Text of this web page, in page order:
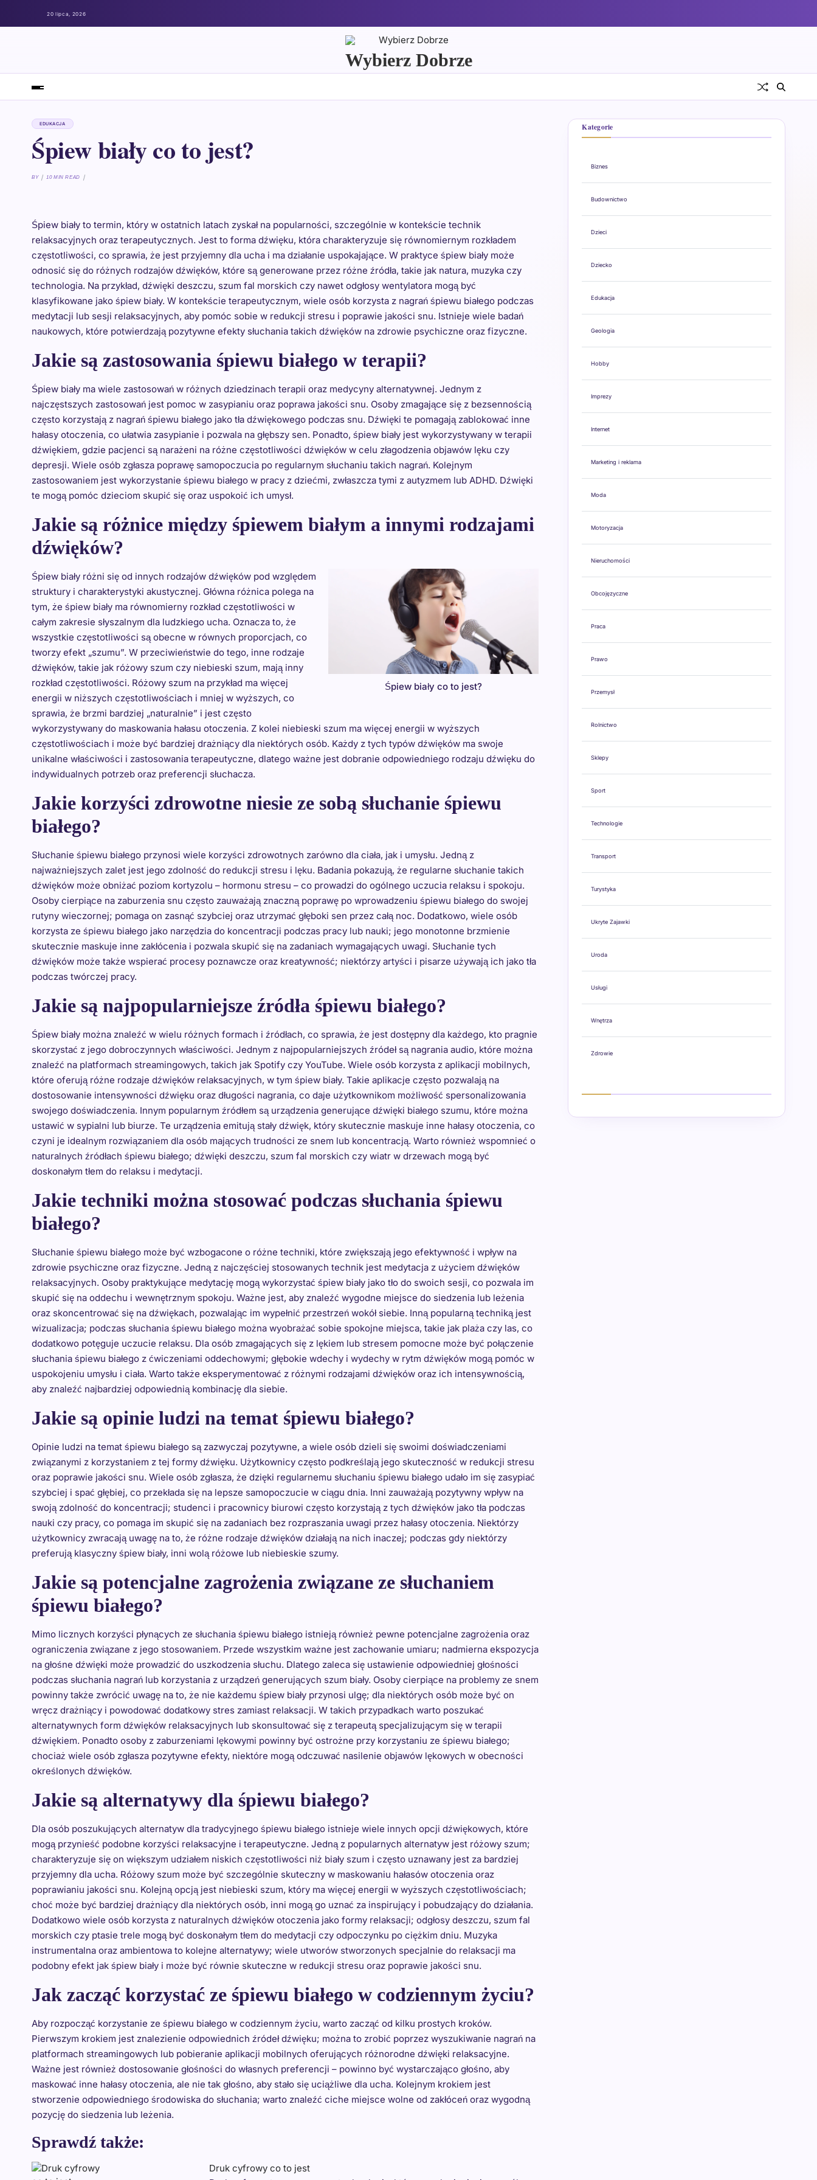
20 lipca, 2026
Wybierz Dobrze
EDUKACJA
Śpiew biały co to jest?
BY 10 MIN READ
Śpiew biały to termin, który w ostatnich latach zyskał na popularności, szczególnie w kontekście technik
relaksacyjnych oraz terapeutycznych. Jest to forma dźwięku, która charakteryzuje się równomiernym rozkładem
częstotliwości, co sprawia, że jest przyjemny dla ucha i ma działanie uspokajające. W praktyce śpiew biały może
odnosić się do różnych rodzajów dźwięków, które są generowane przez różne źródła, takie jak natura, muzyka czy
technologia. Na przykład, dźwięki deszczu, szum fal morskich czy nawet odgłosy wentylatora mogą być
klasyfikowane jako śpiew biały. W kontekście terapeutycznym, wiele osób korzysta z nagrań śpiewu białego podczas
medytacji lub sesji relaksacyjnych, aby pomóc sobie w redukcji stresu i poprawie jakości snu. Istnieje wiele badań
naukowych, które potwierdzają pozytywne efekty słuchania takich dźwięków na zdrowie psychiczne oraz fizyczne.
Jakie są zastosowania śpiewu białego w terapii?
Śpiew biały ma wiele zastosowań w różnych dziedzinach terapii oraz medycyny alternatywnej. Jednym z
najczęstszych zastosowań jest pomoc w zasypianiu oraz poprawa jakości snu. Osoby zmagające się z bezsennością
często korzystają z nagrań śpiewu białego jako tła dźwiękowego podczas snu. Dźwięki te pomagają zablokować inne
hałasy otoczenia, co ułatwia zasypianie i pozwala na głębszy sen. Ponadto, śpiew biały jest wykorzystywany w terapii
dźwiękiem, gdzie pacjenci są narażeni na różne częstotliwości dźwięków w celu złagodzenia objawów lęku czy
depresji. Wiele osób zgłasza poprawę samopoczucia po regularnym słuchaniu takich nagrań. Kolejnym
zastosowaniem jest wykorzystanie śpiewu białego w pracy z dziećmi, zwłaszcza tymi z autyzmem lub ADHD. Dźwięki
te mogą pomóc dzieciom skupić się oraz uspokoić ich umysł.
Jakie są różnice między śpiewem białym a innymi rodzajami
dźwięków?
Śpiew biały co to jest?
Śpiew biały różni się od innych rodzajów dźwięków pod względem
struktury i charakterystyki akustycznej. Główna różnica polega na
tym, że śpiew biały ma równomierny rozkład częstotliwości w
całym zakresie słyszalnym dla ludzkiego ucha. Oznacza to, że
wszystkie częstotliwości są obecne w równych proporcjach, co
tworzy efekt „szumu”. W przeciwieństwie do tego, inne rodzaje
dźwięków, takie jak różowy szum czy niebieski szum, mają inny
rozkład częstotliwości. Różowy szum na przykład ma więcej
energii w niższych częstotliwościach i mniej w wyższych, co
sprawia, że brzmi bardziej „naturalnie” i jest często
wykorzystywany do maskowania hałasu otoczenia. Z kolei niebieski szum ma więcej energii w wyższych
częstotliwościach i może być bardziej drażniący dla niektórych osób. Każdy z tych typów dźwięków ma swoje
unikalne właściwości i zastosowania terapeutyczne, dlatego ważne jest dobranie odpowiedniego rodzaju dźwięku do
indywidualnych potrzeb oraz preferencji słuchacza.
Jakie korzyści zdrowotne niesie ze sobą słuchanie śpiewu
białego?
Słuchanie śpiewu białego przynosi wiele korzyści zdrowotnych zarówno dla ciała, jak i umysłu. Jedną z
najważniejszych zalet jest jego zdolność do redukcji stresu i lęku. Badania pokazują, że regularne słuchanie takich
dźwięków może obniżać poziom kortyzolu – hormonu stresu – co prowadzi do ogólnego uczucia relaksu i spokoju.
Osoby cierpiące na zaburzenia snu często zauważają znaczną poprawę po wprowadzeniu śpiewu białego do swojej
rutyny wieczornej; pomaga on zasnąć szybciej oraz utrzymać głęboki sen przez całą noc. Dodatkowo, wiele osób
korzysta ze śpiewu białego jako narzędzia do koncentracji podczas pracy lub nauki; jego monotonne brzmienie
skutecznie maskuje inne zakłócenia i pozwala skupić się na zadaniach wymagających uwagi. Słuchanie tych
dźwięków może także wspierać procesy poznawcze oraz kreatywność; niektórzy artyści i pisarze używają ich jako tła
podczas twórczej pracy.
Jakie są najpopularniejsze źródła śpiewu białego?
Śpiew biały można znaleźć w wielu różnych formach i źródłach, co sprawia, że jest dostępny dla każdego, kto pragnie
skorzystać z jego dobroczynnych właściwości. Jednym z najpopularniejszych źródeł są nagrania audio, które można
znaleźć na platformach streamingowych, takich jak Spotify czy YouTube. Wiele osób korzysta z aplikacji mobilnych,
które oferują różne rodzaje dźwięków relaksacyjnych, w tym śpiew biały. Takie aplikacje często pozwalają na
dostosowanie intensywności dźwięku oraz długości nagrania, co daje użytkownikom możliwość spersonalizowania
swojego doświadczenia. Innym popularnym źródłem są urządzenia generujące dźwięki białego szumu, które można
ustawić w sypialni lub biurze. Te urządzenia emitują stały dźwięk, który skutecznie maskuje inne hałasy otoczenia, co
czyni je idealnym rozwiązaniem dla osób mających trudności ze snem lub koncentracją. Warto również wspomnieć o
naturalnych źródłach śpiewu białego; dźwięki deszczu, szum fal morskich czy wiatr w drzewach mogą być
doskonałym tłem do relaksu i medytacji.
Jakie techniki można stosować podczas słuchania śpiewu
białego?
Słuchanie śpiewu białego może być wzbogacone o różne techniki, które zwiększają jego efektywność i wpływ na
zdrowie psychiczne oraz fizyczne. Jedną z najczęściej stosowanych technik jest medytacja z użyciem dźwięków
relaksacyjnych. Osoby praktykujące medytację mogą wykorzystać śpiew biały jako tło do swoich sesji, co pozwala im
skupić się na oddechu i wewnętrznym spokoju. Ważne jest, aby znaleźć wygodne miejsce do siedzenia lub leżenia
oraz skoncentrować się na dźwiękach, pozwalając im wypełnić przestrzeń wokół siebie. Inną popularną techniką jest
wizualizacja; podczas słuchania śpiewu białego można wyobrażać sobie spokojne miejsca, takie jak plaża czy las, co
dodatkowo potęguje uczucie relaksu. Dla osób zmagających się z lękiem lub stresem pomocne może być połączenie
słuchania śpiewu białego z ćwiczeniami oddechowymi; głębokie wdechy i wydechy w rytm dźwięków mogą pomóc w
uspokojeniu umysłu i ciała. Warto także eksperymentować z różnymi rodzajami dźwięków oraz ich intensywnością,
aby znaleźć najbardziej odpowiednią kombinację dla siebie.
Jakie są opinie ludzi na temat śpiewu białego?
Opinie ludzi na temat śpiewu białego są zazwyczaj pozytywne, a wiele osób dzieli się swoimi doświadczeniami
związanymi z korzystaniem z tej formy dźwięku. Użytkownicy często podkreślają jego skuteczność w redukcji stresu
oraz poprawie jakości snu. Wiele osób zgłasza, że dzięki regularnemu słuchaniu śpiewu białego udało im się zasypiać
szybciej i spać głębiej, co przekłada się na lepsze samopoczucie w ciągu dnia. Inni zauważają pozytywny wpływ na
swoją zdolność do koncentracji; studenci i pracownicy biurowi często korzystają z tych dźwięków jako tła podczas
nauki czy pracy, co pomaga im skupić się na zadaniach bez rozpraszania uwagi przez hałasy otoczenia. Niektórzy
użytkownicy zwracają uwagę na to, że różne rodzaje dźwięków działają na nich inaczej; podczas gdy niektórzy
preferują klasyczny śpiew biały, inni wolą różowe lub niebieskie szumy.
Jakie są potencjalne zagrożenia związane ze słuchaniem
śpiewu białego?
Mimo licznych korzyści płynących ze słuchania śpiewu białego istnieją również pewne potencjalne zagrożenia oraz
ograniczenia związane z jego stosowaniem. Przede wszystkim ważne jest zachowanie umiaru; nadmierna ekspozycja
na głośne dźwięki może prowadzić do uszkodzenia słuchu. Dlatego zaleca się ustawienie odpowiedniej głośności
podczas słuchania nagrań lub korzystania z urządzeń generujących szum biały. Osoby cierpiące na problemy ze snem
powinny także zwrócić uwagę na to, że nie każdemu śpiew biały przynosi ulgę; dla niektórych osób może być on
wręcz drażniący i powodować dodatkowy stres zamiast relaksacji. W takich przypadkach warto poszukać
alternatywnych form dźwięków relaksacyjnych lub skonsultować się z terapeutą specjalizującym się w terapii
dźwiękiem. Ponadto osoby z zaburzeniami lękowymi powinny być ostrożne przy korzystaniu ze śpiewu białego;
chociaż wiele osób zgłasza pozytywne efekty, niektóre mogą odczuwać nasilenie objawów lękowych w obecności
określonych dźwięków.
Jakie są alternatywy dla śpiewu białego?
Dla osób poszukujących alternatyw dla tradycyjnego śpiewu białego istnieje wiele innych opcji dźwiękowych, które
mogą przynieść podobne korzyści relaksacyjne i terapeutyczne. Jedną z popularnych alternatyw jest różowy szum;
charakteryzuje się on większym udziałem niskich częstotliwości niż biały szum i często uznawany jest za bardziej
przyjemny dla ucha. Różowy szum może być szczególnie skuteczny w maskowaniu hałasów otoczenia oraz
poprawianiu jakości snu. Kolejną opcją jest niebieski szum, który ma więcej energii w wyższych częstotliwościach;
choć może być bardziej drażniący dla niektórych osób, inni mogą go uznać za inspirujący i pobudzający do działania.
Dodatkowo wiele osób korzysta z naturalnych dźwięków otoczenia jako formy relaksacji; odgłosy deszczu, szum fal
morskich czy ptasie trele mogą być doskonałym tłem do medytacji czy odpoczynku po ciężkim dniu. Muzyka
instrumentalna oraz ambientowa to kolejne alternatywy; wiele utworów stworzonych specjalnie do relaksacji ma
podobny efekt jak śpiew biały i może być równie skuteczne w redukcji stresu oraz poprawie jakości snu.
Jak zacząć korzystać ze śpiewu białego w codziennym życiu?
Aby rozpocząć korzystanie ze śpiewu białego w codziennym życiu, warto zacząć od kilku prostych kroków.
Pierwszym krokiem jest znalezienie odpowiednich źródeł dźwięku; można to zrobić poprzez wyszukiwanie nagrań na
platformach streamingowych lub pobieranie aplikacji mobilnych oferujących różnorodne dźwięki relaksacyjne.
Ważne jest również dostosowanie głośności do własnych preferencji – powinno być wystarczająco głośno, aby
maskować inne hałasy otoczenia, ale nie tak głośno, aby stało się uciążliwe dla ucha. Kolejnym krokiem jest
stworzenie odpowiedniego środowiska do słuchania; warto znaleźć ciche miejsce wolne od zakłóceń oraz wygodną
pozycję do siedzenia lub leżenia.
Sprawdź także:
Druk cyfrowy co to jest
Kategorie
Biznes
Budownictwo
Dzieci
Dziecko
Edukacja
Geologia
Hobby
Imprezy
Internet
Marketing i reklama
Moda
Motoryzacja
Nieruchomości
Obcojęzyczne
Praca
Prawo
Przemysł
Rolnictwo
Sklepy
Sport
Technologie
Transport
Turystyka
Ukryte Zajawki
Uroda
Usługi
Wnętrza
Zdrowie